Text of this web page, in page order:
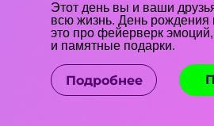
Этот день вы и ваши
всю жизнь. День рождения
это про фейерверк
и памятные подарки.
Подробнее